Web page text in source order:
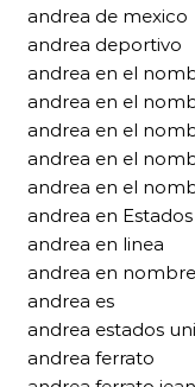
andrea de mexico
andrea deportivo
andrea en el
andrea en el
andrea en el
andrea en el
andrea en el
andrea en
andrea en linea
andrea en
andrea es
andrea estados
andrea ferrato